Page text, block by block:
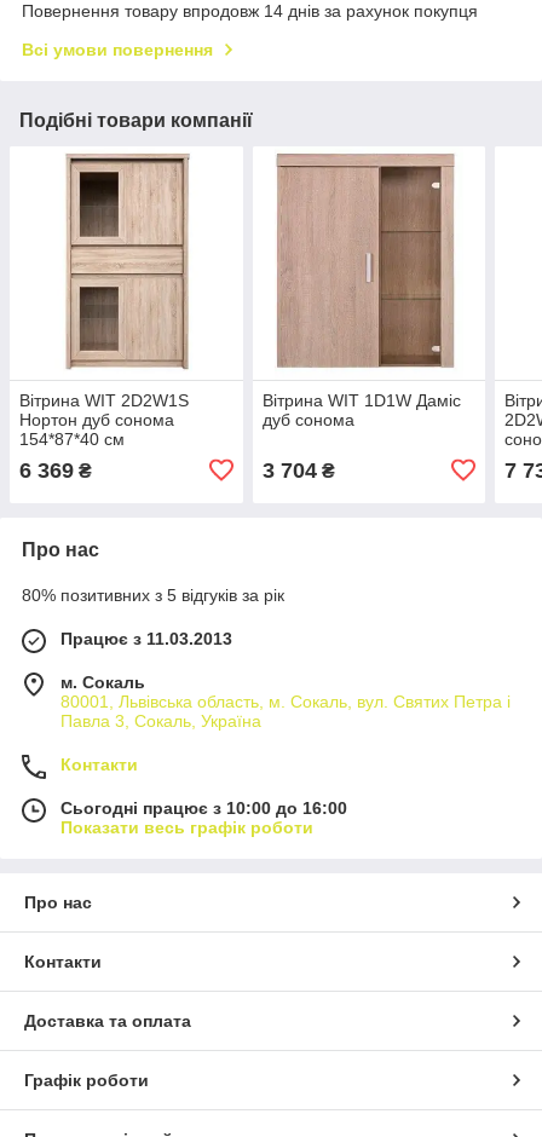
Повернення товару впродовж 14 днів за рахунок покупця
Всі умови повернення
Подібні товари компанії
Вітрина WIT 2D2W1S
Нортон дуб сонома
154*87*40 см
6 369 ₴
Вітрина WIT 1D1W Даміс
дуб сонома
3 704₴ 7
Про нас
80% позитивних з 5 відгуків за рік
Працює з 11.03.2013
м. Сокаль
80001, Львівська область, м. Сокаль, вул. Святих Петра і
Павла 3, Сокаль, Україна
Контакти
Сьогодні працює з 10:00 до 16:00
Показати весь графік роботи
Про нас
Контакти
Доставка та оплата
Графік роботи